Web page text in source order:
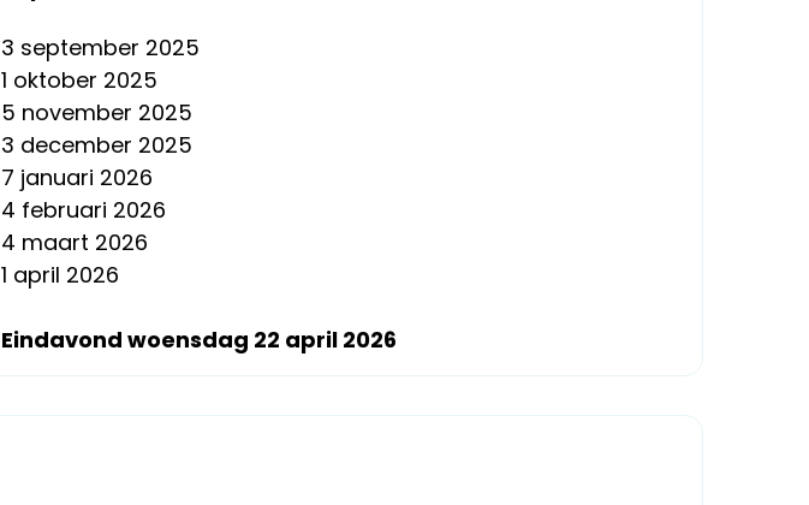
3 september 2025
1 oktober 2025
5 november 2025
3 december 2025
7 januari 2026
4 februari 2026
4 maart 2026
1 april 2026
Eindavond woensdag 22 april 2026